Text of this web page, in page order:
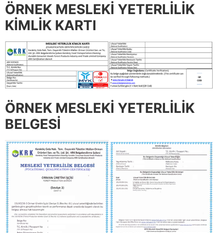
ÖRNEK MESLEKİ YETERLİLİK
KİMLİK KARTI
ÖRNEK MESLEKİ YETERLİLİK
BELGESİ